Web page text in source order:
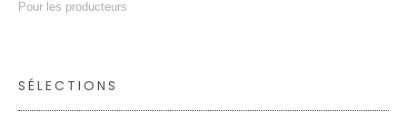
Pour les producteurs
SÉLECTIONS